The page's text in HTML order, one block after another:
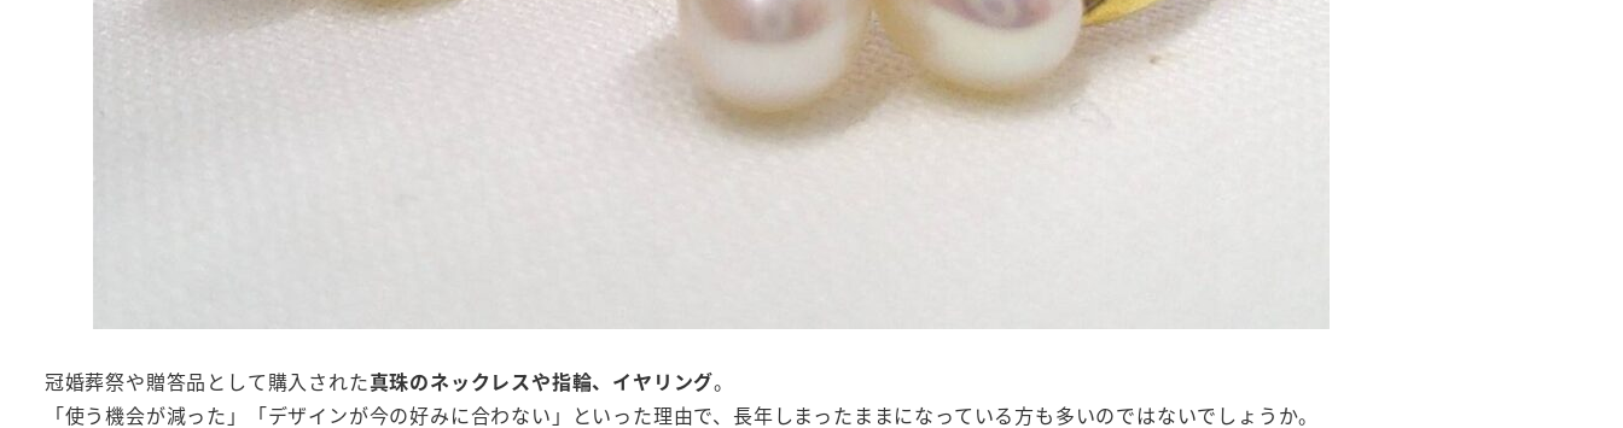
冠婚葬祭や贈答品として購入された真珠のネックレスや指輪、イヤリング。
「使う機会が減った」「デザインが今の好みに合わない」といった理由で、長年しまったままになっている方も多いのではないでしょうか。